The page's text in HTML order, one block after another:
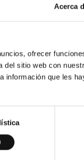
Acerca
ofrecer
del sitio web con
información que les
of the
target of the
the combined